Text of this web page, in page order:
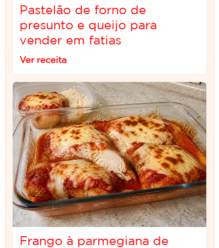
Pastelão de forno de
presunto e queijo para
vender em fatias
Ver receita
Frango à parmegiana de